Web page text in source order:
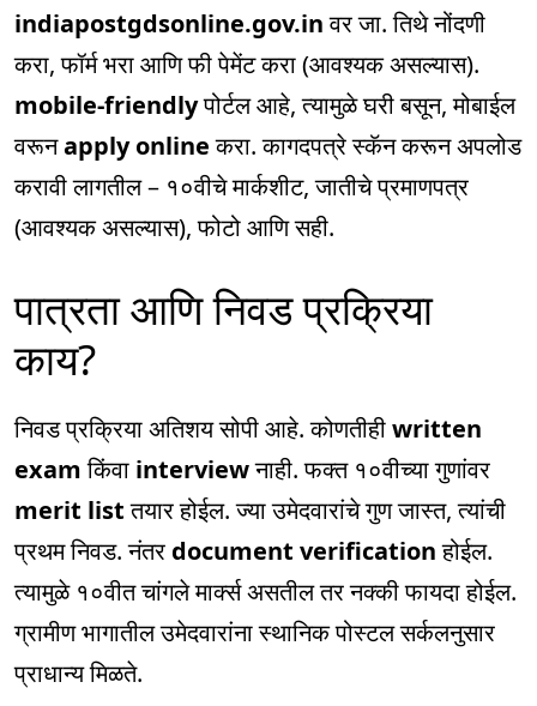
indiapostgdsonline.gov.inवर जा. तिथे नोंदणी
करा, फॉर्म भरा आणि फी पेमेंट करा (आवश्यक असल्यास).
mobile-friendlyपोर्टल आहे, त्यामुळे घरी बसून, मोबाईल
वरूनapply onlineकरा. कागदपत्रे स्कॅन करून अपलोड
करावी लागतील – १०वीचे मार्कशीट, जातीचे प्रमाणपत्र
(आवश्यक असल्यास), फोटो आणि सही.
पात्रता आणि निवड प्रक्रिया
काय?
निवड प्रक्रिया अतिशय सोपी आहे. कोणतीहीwritten
examकिंवा interviewनाही. फक्त १०वीच्या गुणांवर
merit listतयार होईल. ज्या उमेदवारांचे गुण जास्त, त्यांची
प्रथम निवड. नंतर document verificationहोईल.
त्यामुळे १०वीत चांगले मार्क्स असतील तर नक्की फायदा होईल.
ग्रामीण भागातील उमेदवारांना स्थानिक पोस्टल सर्कलनुसार
प्राधान्य मिळते.